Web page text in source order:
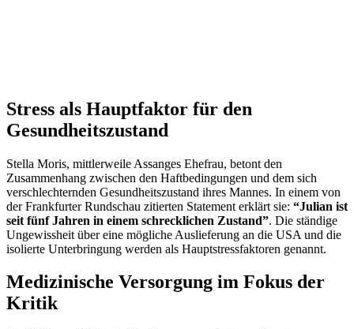
Stress als Hauptfaktor für den
Gesundheitszustand
Stella Moris, mittlerweile Assanges Ehefrau, betont den
Zusammenhang zwischen den Haftbedingungen und dem sich
verschlechternden Gesundheitszustand ihres Mannes. In einem von
der Frankfurter Rundschau zitierten Statement erklärt sie: “Julian ist
seit fünf Jahren in einem schrecklichen Zustand”. Die ständige
Ungewissheit über eine mögliche Auslieferung an die USA und die
isolierte Unterbringung werden als Hauptstressfaktoren genannt.
Medizinische Versorgung im Fokus der
Kritik